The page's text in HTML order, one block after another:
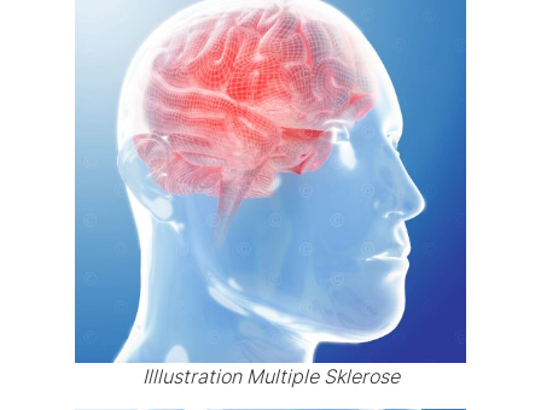
Illlustration Multiple Sklerose